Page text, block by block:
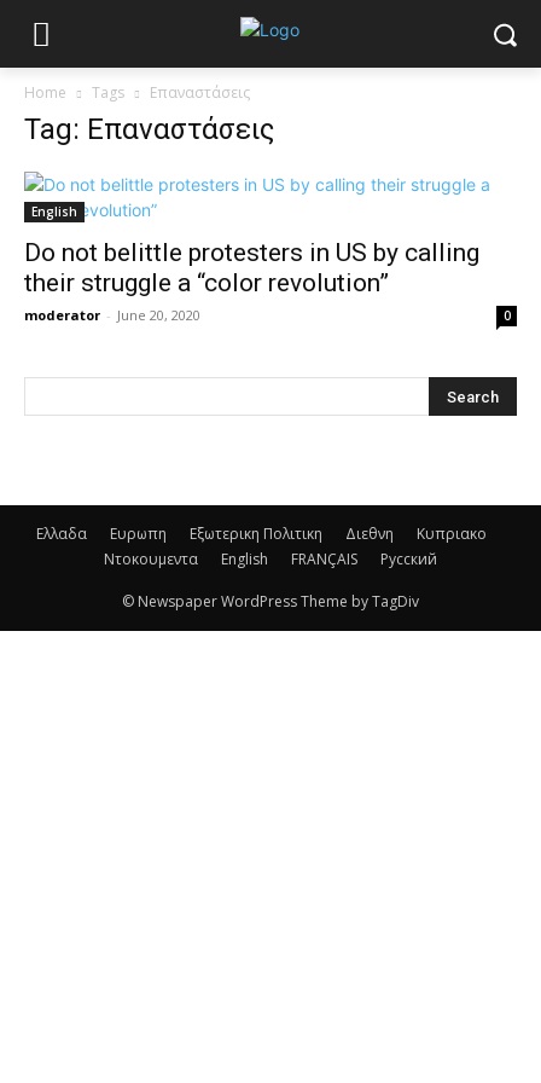
Home Tags Επαναστάσεις
Tag: Επαναστάσεις
English
Do not belittle protesters in US by calling
their struggle a “color revolution”
moderator - June 20, 2020 0
Ελλαδα Ευρωπη Εξωτερικη Πολιτικη Διεθνη
Κυπριακο
Ντοκουμεντα
English FRANÇAIS Русский
© Newspaper WordPress Theme by TagDiv